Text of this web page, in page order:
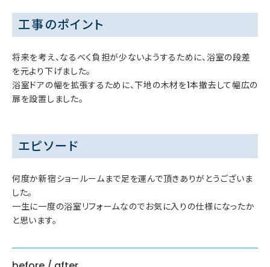
工事のポイント
将来を考え、なるべく負担が少ないようするために、浴室の段差
を元より下げました。
浴室ドアの幅を拡張するために、下地の木材を1本撤去して幅広の
扉を設置しました。
エピソード
何度か新宿ショールームまで足を運んで頂きありがとうございま
した。
一生に一度の浴室リフォームなのでお気に入りの仕様になったか
と思います。